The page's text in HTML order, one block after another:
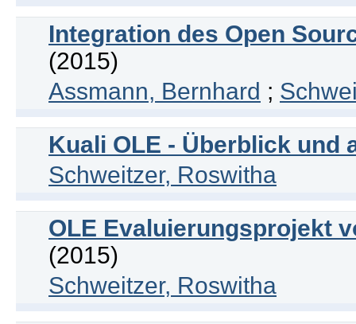
Integration des Open
(2015)
Assmann, Bernhard ;
Kuali OLE - Überblick und
Schweitzer, Roswitha
OLE Evaluierungsprojekt
(2015)
Schweitzer, Roswitha